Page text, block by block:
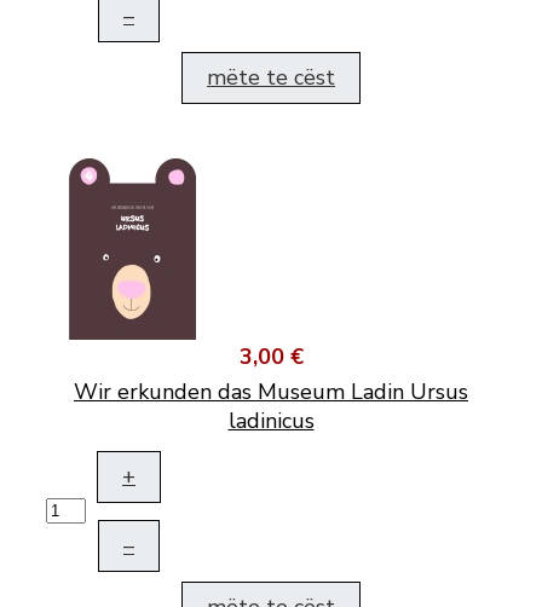
–
mëte te cëst
3,00 €
Wir erkunden das Museum Ladin Ursus
ladinicus
+
–